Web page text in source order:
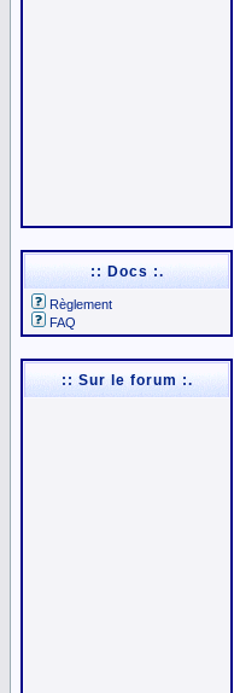
:: Docs :.
Règlement
FAQ
:: Sur le forum :.